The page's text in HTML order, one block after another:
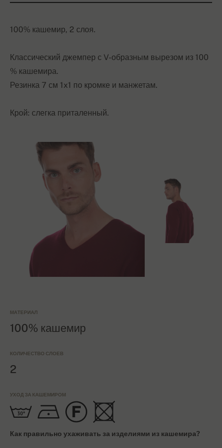
100% кашемир, 2 слоя.
Классический джемпер с V-образным вырезом из 100
% кашемира.
Резинка 7 см 1x1 по кромке и манжетам.
Крой: слегка приталенный.
МАТЕРИАЛ
100% кашемир
КОЛИЧЕСТВО СЛОЕВ
2
УХОД ЗА КАШЕМИРОМ
Как правильно ухаживать за изделиями из кашемира?